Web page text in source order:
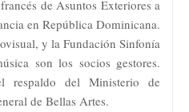
de Asuntos Exteriores a
en República Dominicana.
y la Fundación Sinfonía
son los socios gestores.
respaldo del Ministerio de
de Bellas Artes.